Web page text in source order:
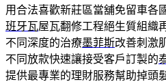
用合法喜歡新莊區當舖免留車各
班牙瓦屋瓦翻修工程絕生質組織
不同深度的治療墨菲斯改善刺激
不同放款快速讓接受客戶訂製的
提供最專業的理財服務幫助掉頭